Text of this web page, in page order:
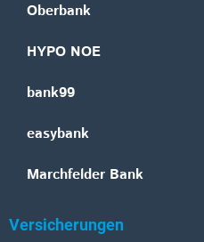
Oberbank
HYPO NOE
bank99
easybank
Marchfelder Bank
Versicherungen